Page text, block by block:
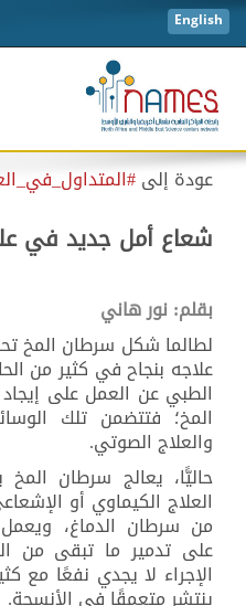
English
عودة إلى
شعاع أمل جديد في
بقلم: نور هاني
لطالما شكل سرطان المخ
علاجه بنجاح في كثير من
الطبي عن العمل على
المخ؛ فتتضمن تلك
والعلاج الصوتي.
حاليًّا، يعالج سرطان المخ
العلاج الكيماوي أو
من سرطان الدماغ، ويعمل
على تدمير ما تبقى من
الإجراء لا يجدي نفعًا مع
ينتشر متعمقًا في الأنسجة.